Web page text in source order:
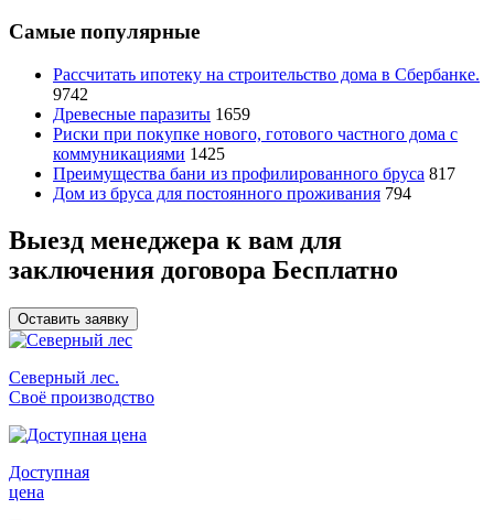
Самые популярные
Рассчитать ипотеку на строительство дома в Сбербанке.
9742
Древесные паразиты 1659
Риски при покупке нового, готового частного дома с
коммуникациями 1425
Преимущества бани из профилированного бруса 817
Дом из бруса для постоянного проживания 794
Выезд менеджера к вам для
заключения договора Бесплатно
Оставить заявку
Северный лес.
Своё производство
Доступная
цена